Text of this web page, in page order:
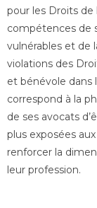
pour les Droits
compétences de
vulnérables et de
violations des
et bénévole dans
correspond à la
de ses avocats
plus exposées
renforcer la
leur profession.